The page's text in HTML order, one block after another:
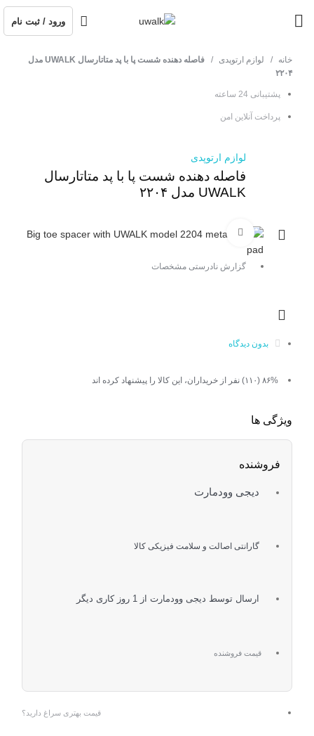
ورود / ثبت نام
خانه لوازم ارتوپدی
فاصله دهنده شست پا با پد متاتارسال UWALK مدل
۲۲۰۴
پشتیبانی 24 ساعته
پرداخت آنلاین امن
لوازم ارتوپدی
فاصله دهنده شست پا با پد متاتارسال
UWALK مدل ۲۲۰۴
برای بزرگنمایی کلیک کنید
گزارش نادرستی مشخصات
بدون دیدگاه
۸۶% (۱۱۰) نفر از خریداران، این کالا را پیشنهاد کرده اند
ویژگی ها
فروشنده
دیجی وودمارت
گارانتی اصالت و سلامت فیزیکی کالا
ارسال توسط دیجی وودمارت از 1 روز کاری دیگر
قیمت فروشنده
قیمت بهتری سراغ دارید؟